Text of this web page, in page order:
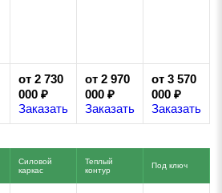
от 2 730
000 ₽
Заказать
от 2 970
000 ₽
Заказать
от 3 570
000 ₽
Заказать
Силовой
каркас
Теплый
контур
Под ключ